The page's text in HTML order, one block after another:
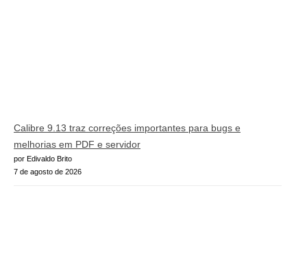
Calibre 9.13 traz correções importantes para bugs e
melhorias em PDF e servidor
por Edivaldo Brito
7 de agosto de 2026